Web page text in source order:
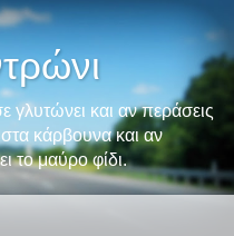
γλυτώνει και αν περάσεις
κάρβουνα και αν
το μαύρο φίδι.